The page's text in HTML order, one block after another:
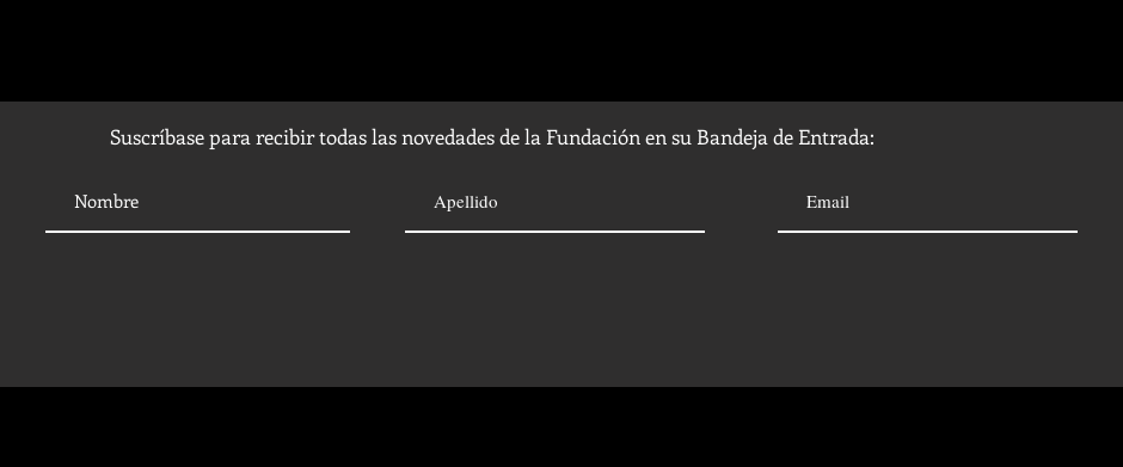
Suscríbase para recibir todas las novedades de la Fundación en su Bandeja de Entrada: